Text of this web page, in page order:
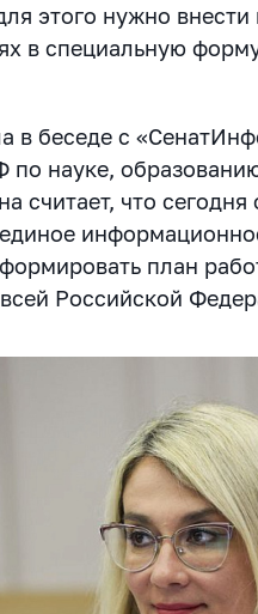
этого нужно
в специальную
в беседе с
по науке,
считает, что
план
Российской